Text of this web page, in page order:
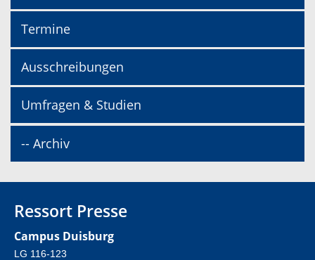
Termine
Ausschreibungen
Umfragen & Studien
-- Archiv
Ressort Presse
Campus Duisburg
LG 116-123